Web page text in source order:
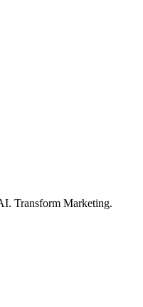
Transform Marketing.